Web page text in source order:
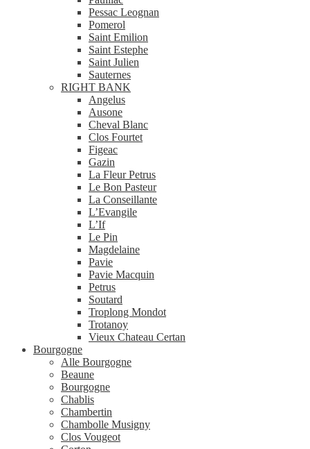
Pessac Leognan
Pomerol
Saint Emilion
Saint Estephe
Saint Julien
Sauternes
RIGHT BANK
Angelus
Ausone
Cheval Blanc
Clos Fourtet
Figeac
Gazin
La Fleur Petrus
Le Bon Pasteur
La Conseillante
L’Evangile
L’If
Le Pin
Magdelaine
Pavie
Pavie Macquin
Petrus
Soutard
Troplong Mondot
Trotanoy
Vieux Chateau Certan
Bourgogne
Alle Bourgogne
Beaune
Bourgogne
Chablis
Chambertin
Chambolle Musigny
Clos Vougeot